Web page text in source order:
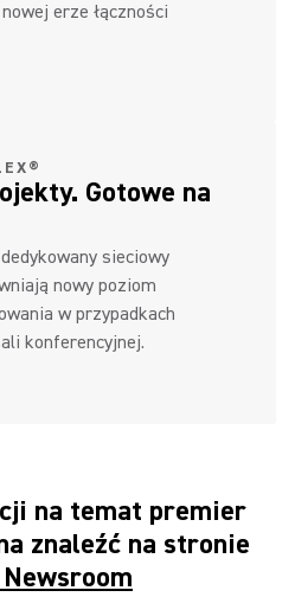
erze łączności
Gotowe na
sieciowy
nowy poziom
w przypadkach
konferencyjnej.
na temat premier
znaleźć na stronie